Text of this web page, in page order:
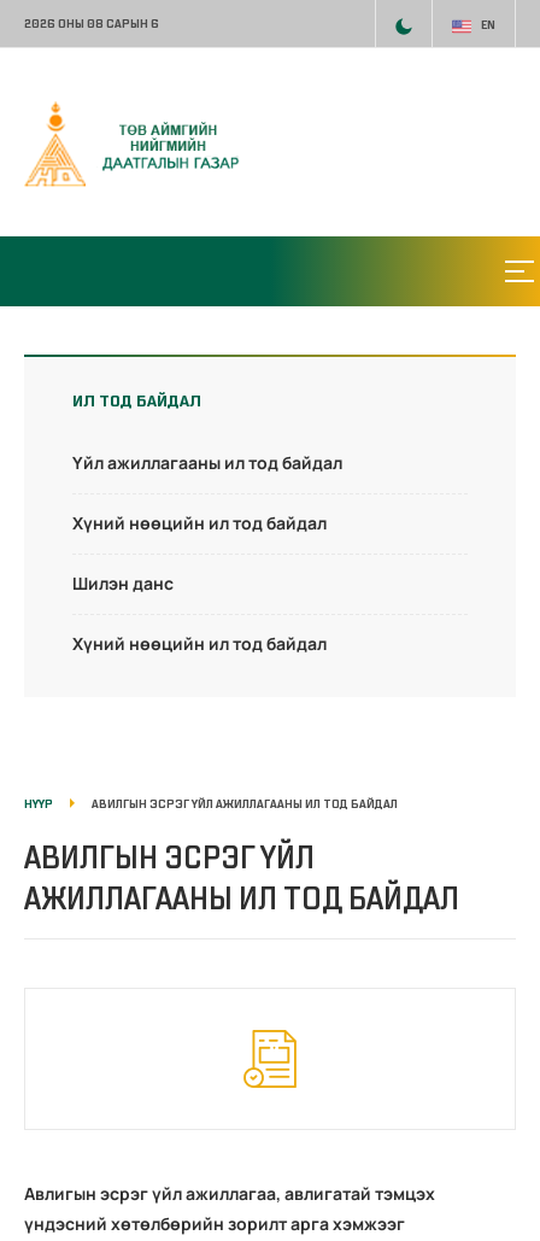
2026 ОНЫ 08 САРЫН 6 EN
ИЛ ТОД БАЙДАЛ
Үйл ажиллагааны ил тод байдал
Хүний нөөцийн ил тод байдал
Шилэн данс
Хүний нөөцийн ил тод байдал
НҮҮР АВИЛГЫН ЭСРЭГ ҮЙЛ АЖИЛЛАГААНЫ ИЛ ТОД БАЙДАЛ
АВИЛГЫН ЭСРЭГ ҮЙЛ
АЖИЛЛАГААНЫ ИЛ ТОД БАЙДАЛ
Авлигын эсрэг үйл ажиллагаа, авлигатай тэмцэх
үндэсний хөтөлбөрийн зорилт арга хэмжээг